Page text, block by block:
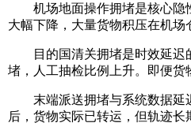
机场地面操作拥堵是核心隐性
大幅下降，大量货物积压在机
目的国清关拥堵是时效延迟的
堵，人工抽检比例上升。即便货
末端派送拥堵与系统数据延迟
后，货物实际已转运，但轨迹